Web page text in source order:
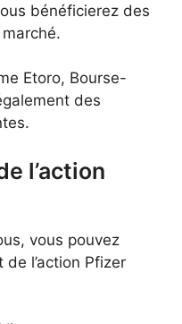
bénéficierez des
Etoro, Bourse-
des
l’action
vous pouvez
l’action Pfizer